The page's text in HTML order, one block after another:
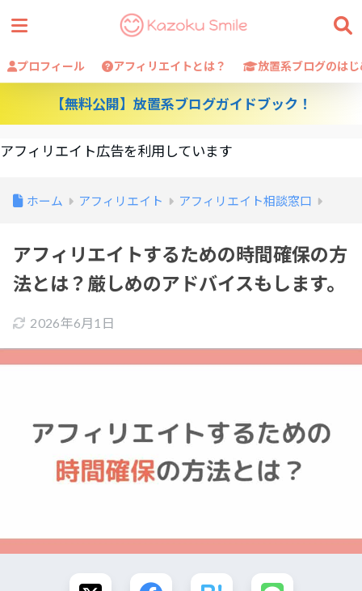
プロフィール アフィリエイトとは？ 放置系ブログのは
【無料公開】放置系ブログガイドブック！
アフィリエイト広告を利用しています
ホーム アフィリエイト アフィリエイト相談窓口
アフィリエイトするための時間確保の方
法とは？厳しめのアドバイスもします。
2026年6月1日